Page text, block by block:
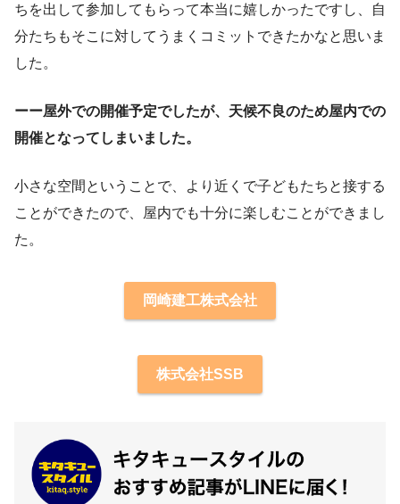
ちを出して参加してもらって本当に嬉しかったですし、自
分たちもそこに対してうまくコミットできたかなと思いま
した。
ーー屋外での開催予定でしたが、天候不良のため屋内での
開催となってしまいました。
小さな空間ということで、より近くで子どもたちと接する
ことができたので、屋内でも十分に楽しむことができまし
た。
岡崎建工株式会社
株式会社SSB